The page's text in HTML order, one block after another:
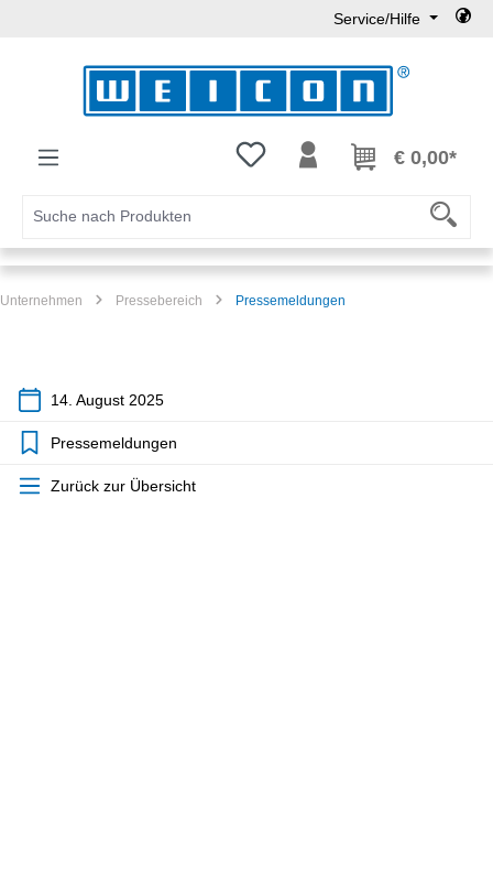
Service/Hilfe
Du hast 0 Produkte auf dem
€ 0,00*
Unternehmen Pressebereich Pressemeldungen
14. August 2025
Pressemeldungen
Zurück zur Übersicht